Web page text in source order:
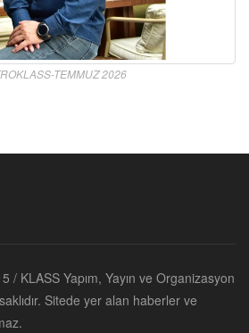
TEMMUZ 2026
/ KLASS Yapım, Yayın ve Organizasyon
Sitede yer alan haberler ve